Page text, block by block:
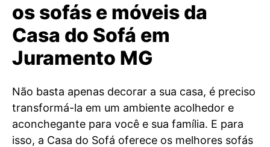
os sofás e móveis da
Casa do Sofá em
Juramento MG
Não basta apenas decorar a sua casa, é preciso
transformá-la em um ambiente acolhedor e
aconchegante para você e sua família. E para
isso, a Casa do Sofá oferece os melhores sofás